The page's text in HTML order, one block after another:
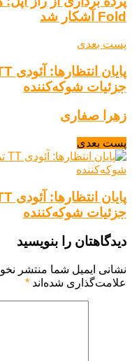
Fold آشکار شد
پست بعدی
جزئیات شوکه‌کننده
زهرا صفاری
پست بعدی
جزئیات شوکه‌کننده
دیدگاهتان را بنویسید
نشانی ایمیل شما منتشر
علامت‌گذاری شده‌اند *